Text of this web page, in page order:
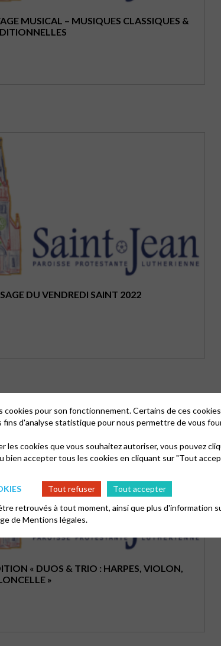
MUSICAL – MUSIQUES CLASSIQUES &
DU VENDREDI SAINT 2022
« DUOS & TRIO : HARPES, VIOLON,
»
pour son fonctionnement. Certains de ces
fins d'analyse statistique pour nous permettre de vous
les cookies que vous souhaitez autoriser, vous pouvez
bien accepter tous les cookies en cliquant sur "Tout
Tout refuser
Tout accepter
retrouvés à tout moment, ainsi que plus d'information
deMentions légales.